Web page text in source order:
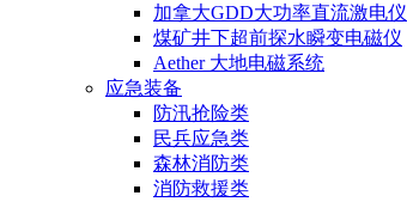
加拿大GDD大功率直流激电仪
煤矿井下超前探水瞬变电磁仪
Aether 大地电磁系统
应急装备
防汛抢险类
民兵应急类
森林消防类
消防救援类